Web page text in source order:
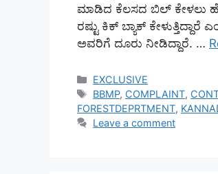
ಮಾಡಿದ ಕೆಲಸದ ಬಿಲ್‌ ಕೇಳಲು
ರಷ್ಟು ಕಿಕ್‌ ಬ್ಯಾಕ್‌
ಅವರಿಗೆ ದೂರು ನೀಡಿದ್ದಾರೆ. …
Categories
EXCLUSIVE
Tags
BBMP, COMPLAINT,
FORESTDEPRTMENT,
Leave a comment